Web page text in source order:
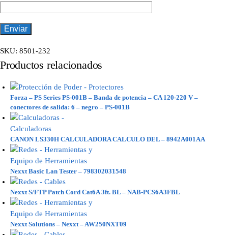
SKU: 8501-232
Productos relacionados
Forza – PS Series PS-001B – Banda de potencia – CA 120-220 V –
conectores de salida: 6 – negro – PS-001B
CANON LS330H CALCULADORA CALCULO DEL – 8942A001AA
Nexxt Basic Lan Tester – 798302031548
Nexxt S/FTP Patch Cord Cat6A 3ft. BL – NAB-PCS6A3FBL
Nexxt Solutions – Nexxt – AW250NXT09